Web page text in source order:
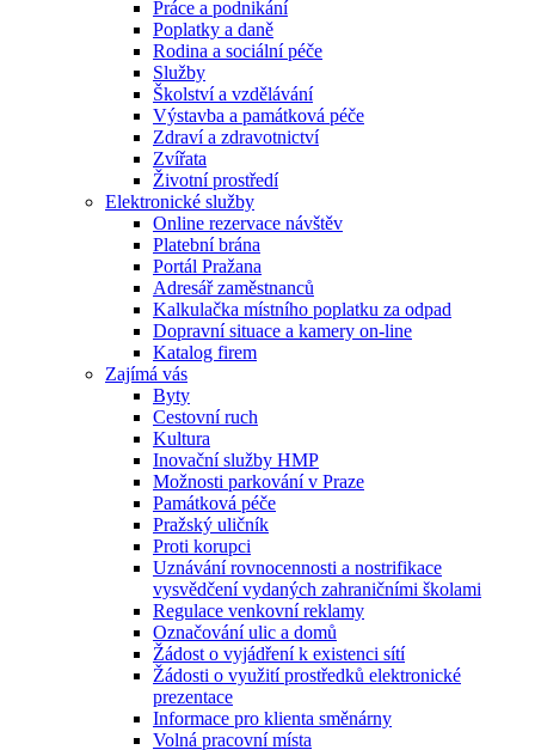
Práce a podnikání
Poplatky a daně
Rodina a sociální péče
Služby
Školství a vzdělávání
Výstavba a památková péče
Zdraví a zdravotnictví
Zvířata
Životní prostředí
Elektronické služby
Online rezervace návštěv
Platební brána
Portál Pražana
Adresář zaměstnanců
Kalkulačka místního poplatku za odpad
Dopravní situace a kamery on-line
Katalog firem
Zajímá vás
Byty
Cestovní ruch
Kultura
Inovační služby HMP
Možnosti parkování v Praze
Památková péče
Pražský uličník
Proti korupci
Uznávání rovnocennosti a nostrifikace
vysvědčení vydaných zahraničními školami
Regulace venkovní reklamy
Označování ulic a domů
Žádost o vyjádření k existenci sítí
Žádosti o využití prostředků elektronické
prezentace
Informace pro klienta směnárny
Volná pracovní místa